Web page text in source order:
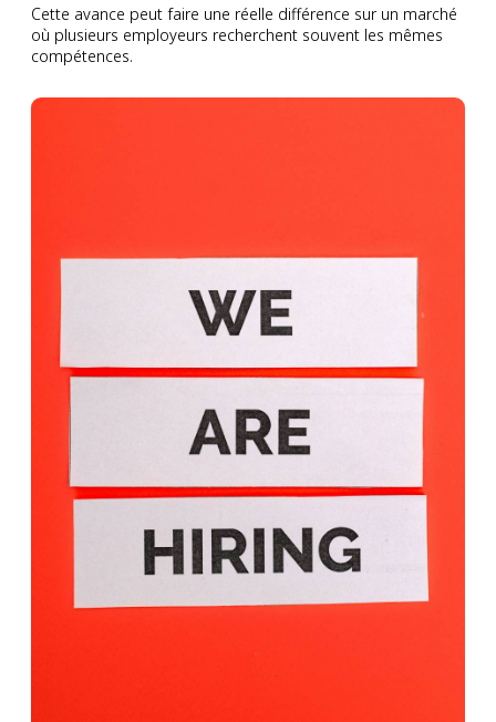
Cette avance peut faire une réelle différence sur un marché
où plusieurs employeurs recherchent souvent les mêmes
compétences.